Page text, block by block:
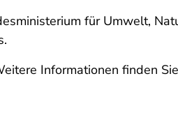
für Umwelt,
Informationen finden